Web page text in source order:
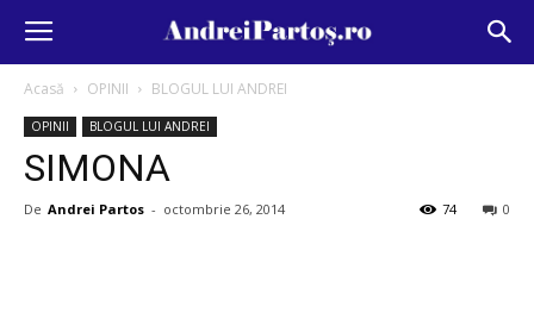
Acasă OPINII BLOGUL LUI ANDREI
OPINII BLOGUL LUI ANDREI
SIMONA
De Andrei Partos - octombrie 26, 2014 0
74